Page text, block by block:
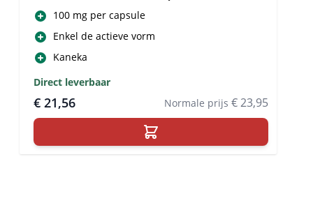
100 mg per capsule
Enkel de actieve vorm
Kaneka
Direct leverbaar
€ 21,56 Normale prijs € 23,95